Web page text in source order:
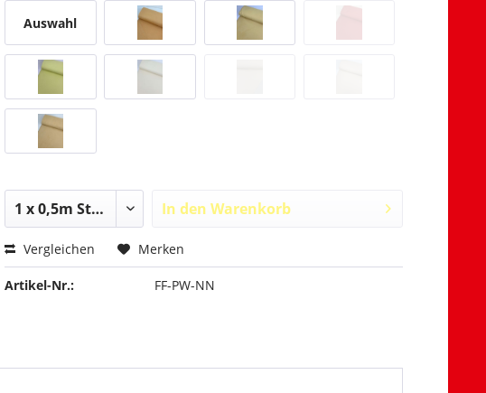
Auswahl
In den Warenkorb
Vergleichen Merken
Artikel-Nr.: FF-PW-NN